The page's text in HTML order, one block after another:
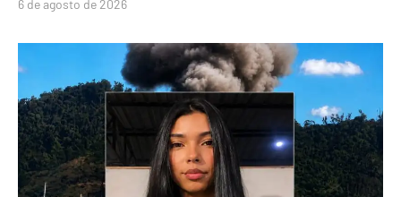
6 de agosto de 2026